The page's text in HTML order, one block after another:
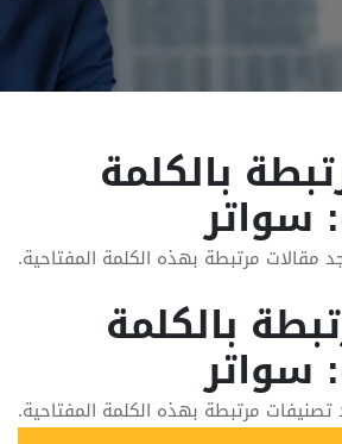
بالكلمة
سواتر
مقالات مرتبطة بهذه الكلمة المفتاحية.
بالكلمة
سواتر
تصنيفات مرتبطة بهذه الكلمة المفتاحية.